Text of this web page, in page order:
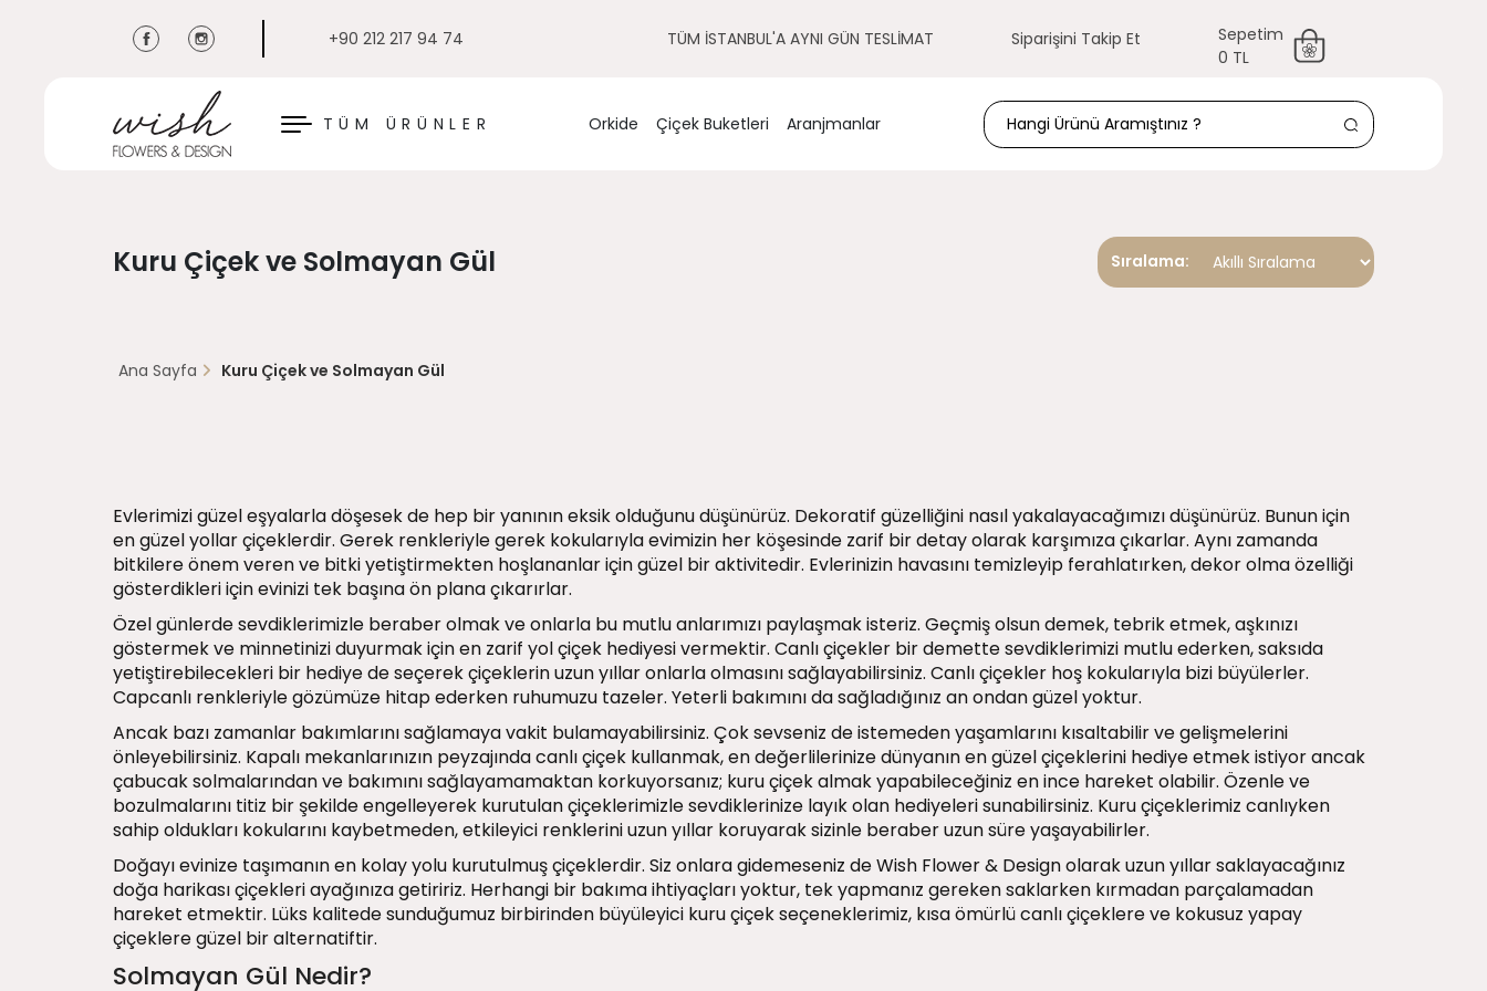
+90 212 217 94 74 TÜM İSTANBUL'A AYNI GÜN TESLİMAT Siparişini Takip Et
Sepetim
0 TL
TÜM ÜRÜNLER
KAPAT Orkide Çiçek Buketleri Aranjmanlar
Kuru Çiçek ve Solmayan Gül Sıralama:
Ana Sayfa Kuru Çiçek ve Solmayan Gül
Evlerimizi güzel eşyalarla döşesek de hep bir yanının eksik olduğunu düşünürüz. Dekoratif güzelliğini nasıl yakalayacağımızı düşünürüz. Bunun için
en güzel yollar çiçeklerdir. Gerek renkleriyle gerek kokularıyla evimizin her köşesinde zarif bir detay olarak karşımıza çıkarlar. Aynı zamanda
bitkilere önem veren ve bitki yetiştirmekten hoşlananlar için güzel bir aktivitedir. Evlerinizin havasını temizleyip ferahlatırken, dekor olma özelliği
gösterdikleri için evinizi tek başına ön plana çıkarırlar.
Özel günlerde sevdiklerimizle beraber olmak ve onlarla bu mutlu anlarımızı paylaşmak isteriz. Geçmiş olsun demek, tebrik etmek, aşkınızı
göstermek ve minnetinizi duyurmak için en zarif yol çiçek hediyesi vermektir. Canlı çiçekler bir demette sevdiklerimizi mutlu ederken, saksıda
yetiştirebilecekleri bir hediye de seçerek çiçeklerin uzun yıllar onlarla olmasını sağlayabilirsiniz. Canlı çiçekler hoş kokularıyla bizi büyülerler.
Capcanlı renkleriyle gözümüze hitap ederken ruhumuzu tazeler. Yeterli bakımını da sağladığınız an ondan güzel yoktur.
Ancak bazı zamanlar bakımlarını sağlamaya vakit bulamayabilirsiniz. Çok sevseniz de istemeden yaşamlarını kısaltabilir ve gelişmelerini
önleyebilirsiniz. Kapalı mekanlarınızın peyzajında canlı çiçek kullanmak, en değerlilerinize dünyanın en güzel çiçeklerini hediye etmek istiyor ancak
çabucak solmalarından ve bakımını sağlayamamaktan korkuyorsanız; kuru çiçek almak yapabileceğiniz en ince hareket olabilir. Özenle ve
bozulmalarını titiz bir şekilde engelleyerek kurutulan çiçeklerimizle sevdiklerinize layık olan hediyeleri sunabilirsiniz. Kuru çiçeklerimiz canlıyken
sahip oldukları kokularını kaybetmeden, etkileyici renklerini uzun yıllar koruyarak sizinle beraber uzun süre yaşayabilirler.
Doğayı evinize taşımanın en kolay yolu kurutulmuş çiçeklerdir. Siz onlara gidemeseniz de Wish Flower & Design olarak uzun yıllar saklayacağınız
doğa harikası çiçekleri ayağınıza getiririz. Herhangi bir bakıma ihtiyaçları yoktur, tek yapmanız gereken saklarken kırmadan parçalamadan
hareket etmektir. Lüks kalitede sunduğumuz birbirinden büyüleyici kuru çiçek seçeneklerimiz, kısa ömürlü canlı çiçeklere ve kokusuz yapay
çiçeklere güzel bir alternatiftir.
Solmayan Gül Nedir?